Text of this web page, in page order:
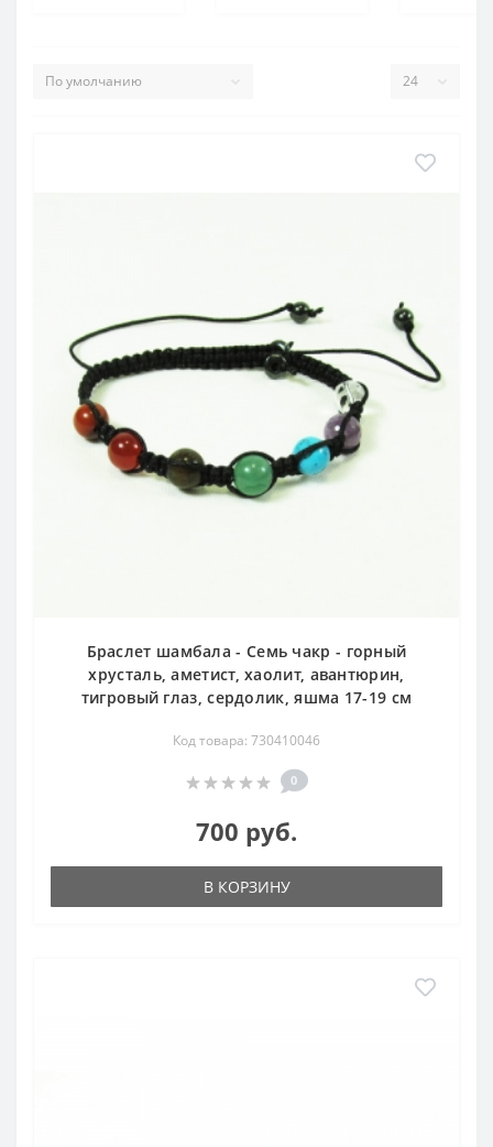
Браслет шамбала - Семь чакр - горный
хрусталь, аметист, хаолит, авантюрин,
тигровый глаз, сердолик, яшма 17-19 см
Код товара: 730410046
0
700 руб.
В КОРЗИНУ